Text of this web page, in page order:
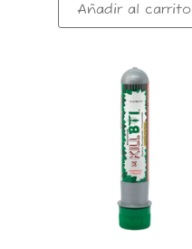
Añadir al carrito
BIOINSECTICIDA